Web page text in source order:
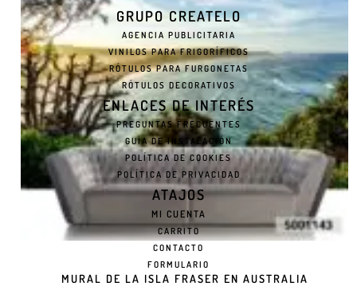
MURAL DE LA ISLA FRASER EN AUSTRALIA
GRUPO CREATELO
AGENCIA PUBLICITARIA
VINILOS PARA FRIGORÍFICOS
RÓTULOS PARA FURGONETAS
RÓTULOS DECORATIVOS
ENLACES DE INTERÉS
PREGUNTAS FRECUENTES
GUÍA DE INSTALACIÓN
POLÍTICA DE COOKIES
POLÍTICA DE PRIVACIDAD
ATAJOS
MI CUENTA
CARRITO
CONTACTO
FORMULARIO